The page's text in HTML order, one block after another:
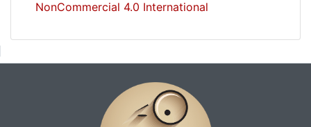
mechanisms, personnel policy.
NonCommercial 4.0 International